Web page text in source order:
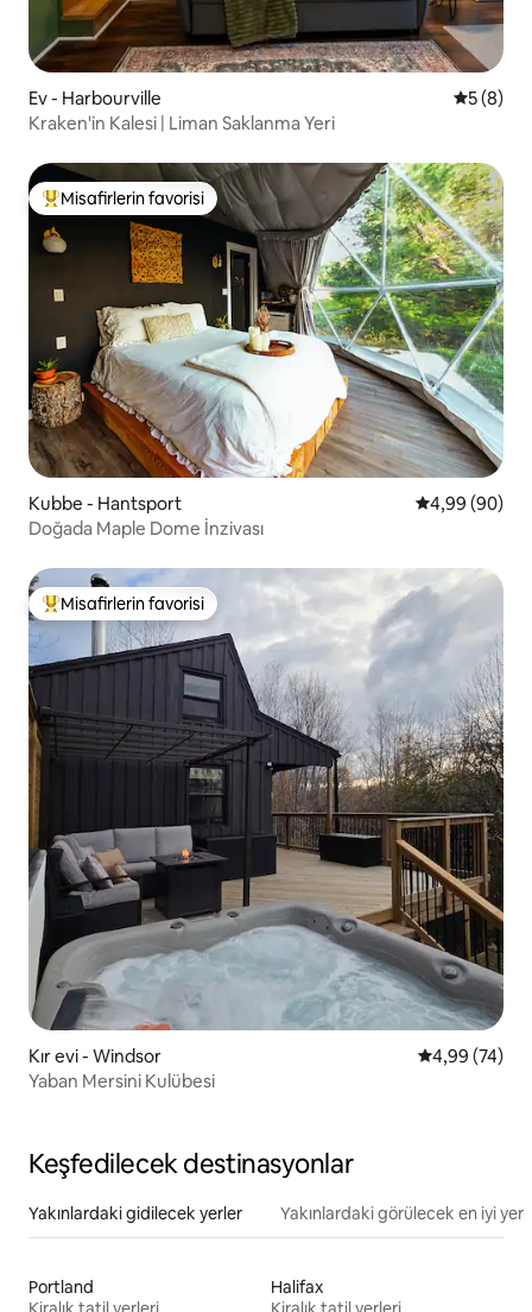
Ev - Harbourville 55 (8)
Kraken'in Kalesi | Liman Saklanma Yeri
Misafirlerin favorilerinden en beğenilenler arasında
Misafirlerin favorisi
Kubbe - Hantsport 5 üzerinden
4,99 (90)
Doğada Maple Dome İnzivası
Misafirlerin favorilerinden en beğenilenler arasında
Misafirlerin favorisi
Kır evi - Windsor 5 üzerinden
4,99 (74)
Yaban Mersini Kulübesi
Keşfedilecek destinasyonlar
Yakınlardaki gidilecek yerler Yakınlardaki görülecek en iyi
Portland
Halifax